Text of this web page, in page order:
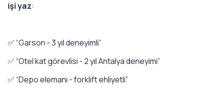
işi yaz:
✅ “Garson - 3 yıl deneyimli”
✅ “Otel kat görevlisi - 2 yıl Antalya deneyimi”
✅ “Depo elemanı - forklift ehliyetli”